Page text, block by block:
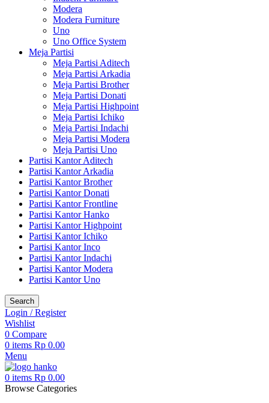
Modera
Modera Furniture
Uno
Uno Office System
Meja Partisi
Meja Partisi Aditech
Meja Partisi Arkadia
Meja Partisi Brother
Meja Partisi Donati
Meja Partisi Highpoint
Meja Partisi Ichiko
Meja Partisi Indachi
Meja Partisi Modera
Meja Partisi Uno
Partisi Kantor Aditech
Partisi Kantor Arkadia
Partisi Kantor Brother
Partisi Kantor Donati
Partisi Kantor Frontline
Partisi Kantor Hanko
Partisi Kantor Highpoint
Partisi Kantor Ichiko
Partisi Kantor Inco
Partisi Kantor Indachi
Partisi Kantor Modera
Partisi Kantor Uno
Search
Login / Register
Wishlist
0 Compare
0 items Rp 0.00
Menu
0 items Rp 0.00
Browse Categories